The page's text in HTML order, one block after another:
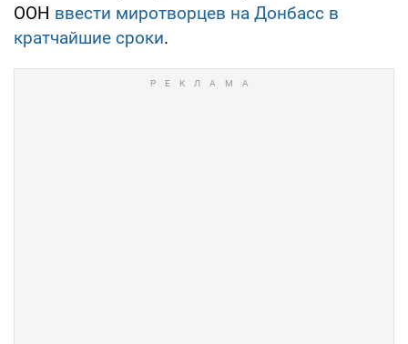
ООН ввести миротворцев на Донбасс в
кратчайшие сроки.